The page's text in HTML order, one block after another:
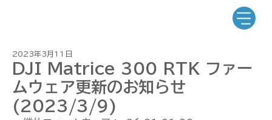
DJI Matrice 300 RTK ファー
ムウェア更新のお知らせ
(2023/3/9)
2023年3月11日